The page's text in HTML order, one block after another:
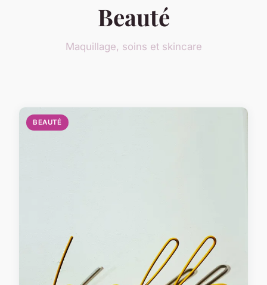
Beauté
Maquillage, soins et skincare
BEAUTÉ